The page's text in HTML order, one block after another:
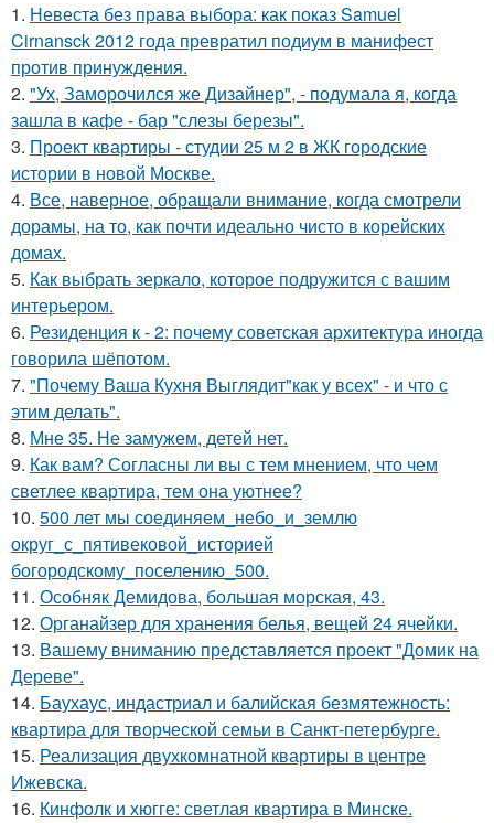
1. Невеста без права выбора: как показ Samuel
Cirnansck 2012 года превратил подиум в манифест
против принуждения.
2. "Ух, Заморочился же Дизайнер", - подумала я, когда
зашла в кафе - бар "слезы березы".
3. Проект квартиры - студии 25 м 2 в ЖК городские
истории в новой Москве.
4. Все, наверное, обращали внимание, когда смотрели
дорамы, на то, как почти идеально чисто в корейских
домах.
5. Как выбрать зеркало, которое подружится с вашим
интерьером.
6. Резиденция к - 2: почему советская архитектура иногда
говорила шёпотом.
7. "Почему Ваша Кухня Выглядит"как у всех" - и что с
этим делать".
8. Мне 35. Не замужем, детей нет.
9. Как вам? Согласны ли вы с тем мнением, что чем
светлее квартира, тем она уютнее?
10. 500 лет мы соединяем_небо_и_землю
округ_с_пятивековой_историей
богородскому_поселению_500.
11. Особняк Демидова, большая морская, 43.
12. Органайзер для хранения белья, вещей 24 ячейки.
13. Вашему вниманию представляется проект "Домик на
Дереве".
14. Баухаус, индастриал и балийская безмятежность:
квартира для творческой семьи в Санкт-петербурге.
15. Реализация двухкомнатной квартиры в центре
Ижевска.
16. Кинфолк и хюгге: светлая квартира в Минске.